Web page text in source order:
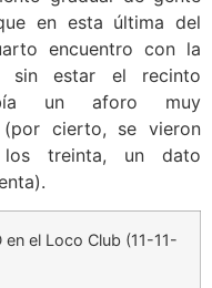
en esta última del
encuentro con la
sin estar el recinto
un aforo muy
(por cierto, se vieron
treinta, un dato